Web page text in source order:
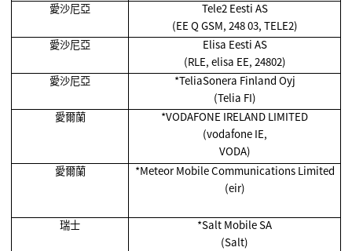
愛沙尼亞
Tele2 Eesti AS
(EE Q GSM, 248 03, TELE2)
愛沙尼亞
Elisa Eesti AS
(RLE, elisa EE, 24802)
愛沙尼亞
*TeliaSonera Finland Oyj
(Telia FI)
愛爾蘭
*VODAFONE IRELAND LIMITED
(vodafone IE,
VODA)
愛爾蘭
*Meteor Mobile Communications Limited
(eir)
瑞士
*Salt Mobile SA
(Salt)